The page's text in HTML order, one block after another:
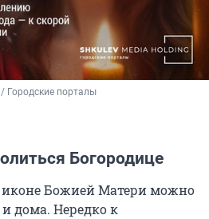
Городские порталы
Богородице
Божией Матери можно
дома. Нередко к